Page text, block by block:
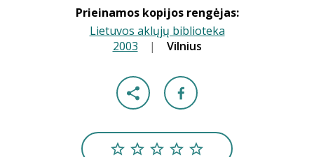
Prieinamos kopijos rengėjas:
Lietuvos aklųjų biblioteka
2003 | Vilnius